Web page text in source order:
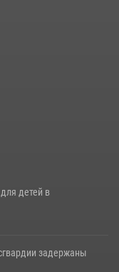
полосы
детей в
задержаны